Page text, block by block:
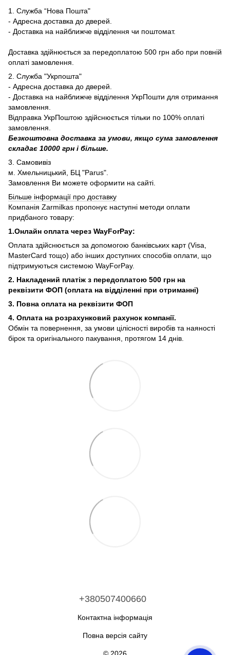
1. Служба “Нова Пошта"
- Адресна доставка до дверей.
- Доставка на найближче відділення чи поштомат.
Доставка здійнюється за передоплатою 500 грн або при повній
оплаті замовлення.
2. Служба "Укрпошта"
- Адресна доставка до дверей.
- Доставка на найближче відділення УкрПошти для отримання
замовлення.
Відправка УкрПоштою здійснюється тільки по 100% оплаті
замовлення.
Безкоштовна доставка за умови, якщо сума замовлення
складає 10000 грн і більше.
3. Самовивіз
м. Хмельницький, БЦ "Parus".
Замовлення Ви можете оформити на сайті.
Більше інформації про доставку
Компанія Zarmilkas пропонує наступні методи оплати
придбаного товару:
1.Онлайн оплата через WayForPay:
Оплата здійснюється за допомогою банківських карт (Visa,
MasterCard тощо) або інших доступних способів оплати, що
підтримуються системою WayForPay.
2. Накладений платіж з передоплатою 500 грн на
реквізити ФОП (оплата на відділенні при отриманні)
3. Повна оплата на реквізити ФОП
4. Оплата на розрахунковий рахунок компанії.
Обмін та повернення, за умови цілісності виробів та наяності
бірок та оригінального пакування, протягом 14 днів.
+380507400660
Контактна інформація
Повна версія сайту
© 2026